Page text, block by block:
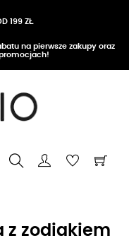
199 ZŁ
na pierwsze zakupy oraz
z zodiakiem